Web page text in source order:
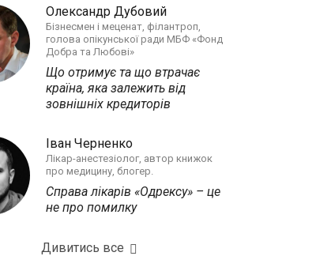
Олександр Дубовий
Бізнесмен і меценат, філантроп,
голова опікунської ради МБФ «Фонд
Добра та Любові»
Що отримує та що втрачає
країна, яка залежить від
зовнішніх кредиторів
Іван Черненко
Лікар-анестезіолог, автор книжок
про медицину, блогер.
Справа лікарів «Одрексу» – це
не про помилку
Дивитись все